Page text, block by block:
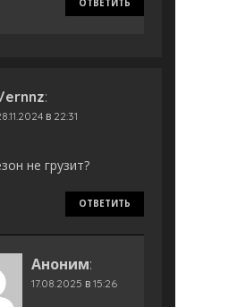
ОТВЕТИТЬ
:
в 22:31
не грузит?
ОТВЕТИТЬ
Аноним:
17.08.2025 в 15:26